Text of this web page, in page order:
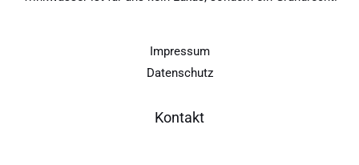
Impressum
Datenschutz
Kontakt